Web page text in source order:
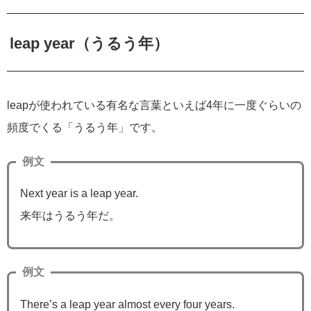
leap year（うるう年）
leapが使われている有名な言葉といえば4年に一度ぐらいの
頻度でくる「うるう年」です。
例文
Next year is a leap year.
来年はうるう年だ。
例文
There’s a leap year almost every four years.